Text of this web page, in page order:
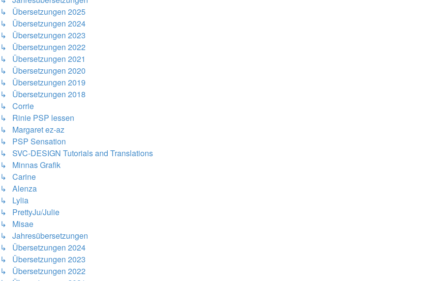
↳ Übersetzungen 2025
↳ Übersetzungen 2024
↳ Übersetzungen 2023
↳ Übersetzungen 2022
↳ Übersetzungen 2021
↳ Übersetzungen 2020
↳ Übersetzungen 2019
↳ Übersetzungen 2018
↳ Corrie
↳ Rinie PSP lessen
↳ Margaret ez-az
↳ PSP Sensation
↳ SVC-DESIGN Tutorials and Translations
↳ Minnas Grafik
↳ Carine
↳ Alenza
↳ Lylia
↳ PrettyJu/Julie
↳ Misae
↳ Jahresübersetzungen
↳ Übersetzungen 2024
↳ Übersetzungen 2023
↳ Übersetzungen 2022